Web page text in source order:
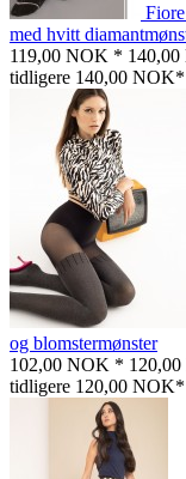
med hvitt
119,00 NOK *
tidligere 140,00 NOK*
og blomstermønster
102,00 NOK *
tidligere 120,00 NOK*